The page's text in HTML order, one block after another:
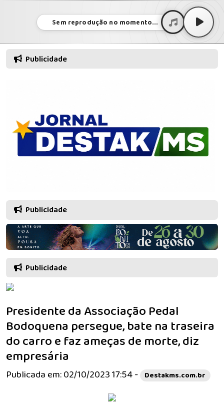
Sem reprodução no momento...
Publicidade
Publicidade
Publicidade
Presidente da Associação Pedal
Bodoquena persegue, bate na traseira
do carro e faz ameças de morte, diz
empresária
Publicada em: 02/10/2023 17:54 - Destakms.com.br